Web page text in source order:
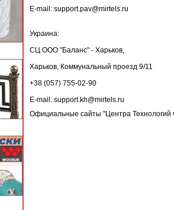
E-mail: support.pav@mirtels.ru
Украина:
СЦ ООО "Баланс" - Харьков,
Харьков, Коммунальный проезд 9/11
+38 (057) 755-02-90
E-mail: support.kh@mirtels.ru
Официальные сайты "Центра Технологий